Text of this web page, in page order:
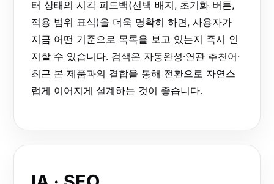
터 상태의 시각 피드백(선택 배지, 초기화 버튼,
적용 범위 표식)을 더욱 명확히 하면, 사용자가
지금 어떤 기준으로 목록을 보고 있는지 즉시 인
지할 수 있습니다. 검색은 자동완성·연관 추천어·
최근 본 제품과의 결합을 통해 전환으로 자연스
럽게 이어지게 설계하는 것이 좋습니다.